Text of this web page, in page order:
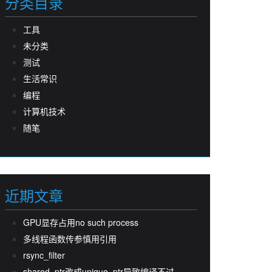
工具
未分类
测试
生活常识
编程
计算机技术
随笔
近期文章
GPU显存占用no such process
多线程函数传参慎用引用
rsync_filter